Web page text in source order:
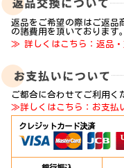
返品をご希望の際はご返品
の諸費用を頂いております
≫ 詳しくはこちら：返品・
ご都合に合わせてご利用く
≫詳しくはこちら：お支払
クレジットカード決済